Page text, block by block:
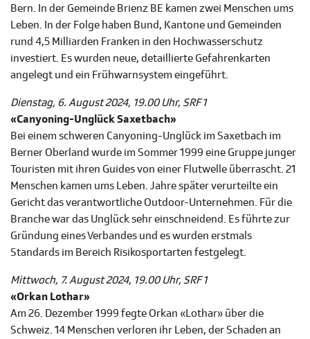
Bern. In der Gemeinde Brienz BE kamen zwei Menschen ums
Leben. In der Folge haben Bund, Kantone und Gemeinden
rund 4,5 Milliarden Franken in den Hochwasserschutz
investiert. Es wurden neue, detaillierte Gefahrenkarten
angelegt und ein Frühwarnsystem eingeführt.
Dienstag, 6. August 2024, 19.00 Uhr, SRF 1
«Canyoning-Unglück Saxetbach»
Bei einem schweren Canyoning-Unglück im Saxetbach im
Berner Oberland wurde im Sommer 1999 eine Gruppe junger
Touristen mit ihren Guides von einer Flutwelle überrascht. 21
Menschen kamen ums Leben. Jahre später verurteilte ein
Gericht das verantwortliche Outdoor-Unternehmen. Für die
Branche war das Unglück sehr einschneidend. Es führte zur
Gründung eines Verbandes und es wurden erstmals
Standards im Bereich Risikosportarten festgelegt.
Mittwoch, 7. August 2024, 19.00 Uhr, SRF 1
«Orkan Lothar»
Am 26. Dezember 1999 fegte Orkan «Lothar» über die
Schweiz. 14 Menschen verloren ihr Leben, der Schaden an